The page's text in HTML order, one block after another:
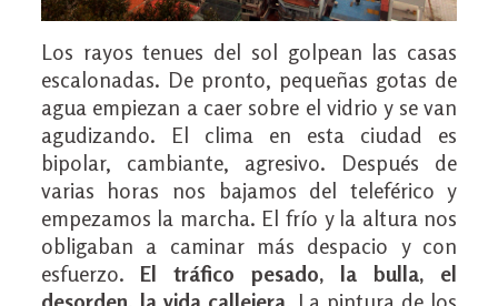
Los rayos tenues del sol golpean las casas
escalonadas. De pronto, pequeñas gotas de
agua empiezan a caer sobre el vidrio y se van
agudizando. El clima en esta ciudad es
bipolar, cambiante, agresivo. Después de
varias horas nos bajamos del teleférico y
empezamos la marcha. El frío y la altura nos
obligaban a caminar más despacio y con
esfuerzo.El tráfico pesado, la bulla, el
desorden, la vida callejera. La pintura de los